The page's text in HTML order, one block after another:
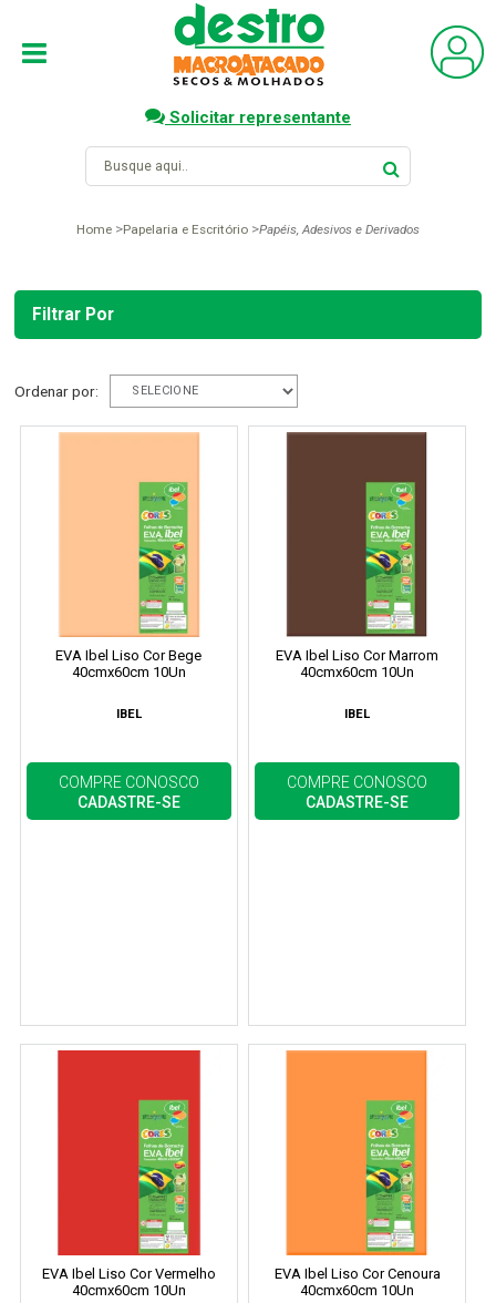
Solicitar representante
Home Papelaria e Escritório Papéis, Adesivos e Derivados
Filtrar Por
Ordenar por:
EVA Ibel Liso Cor Bege
40cmx60cm 10Un
IBEL
COMPRE CONOSCO
CADASTRE-SE
EVA Ibel Liso Cor Marrom
40cmx60cm 10Un
IBEL
COMPRE CONOSCO
CADASTRE-SE
EVA Ibel Liso Cor Vermelho
40cmx60cm 10Un
EVA Ibel Liso Cor Cenoura
40cmx60cm 10Un